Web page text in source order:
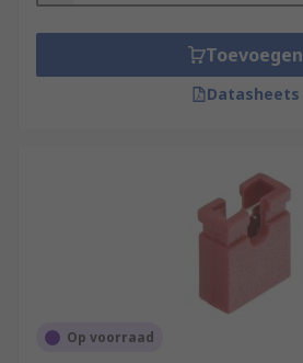
Toevoegen
Datasheets
Op voorraad